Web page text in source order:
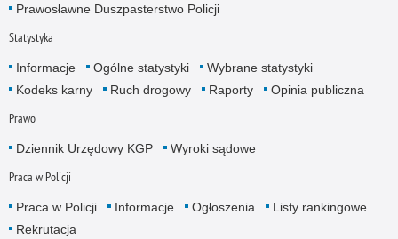
Prawosławne Duszpasterstwo Policji
Statystyka
Informacje Ogólne statystyki
Wybrane statystyki
Kodeks karny
Ruch drogowy Raporty Opinia publiczna
Prawo
Dziennik Urzędowy KGP Wyroki sądowe
Praca w Policji
Praca w Policji Informacje Ogłoszenia
Listy rankingowe
Rekrutacja